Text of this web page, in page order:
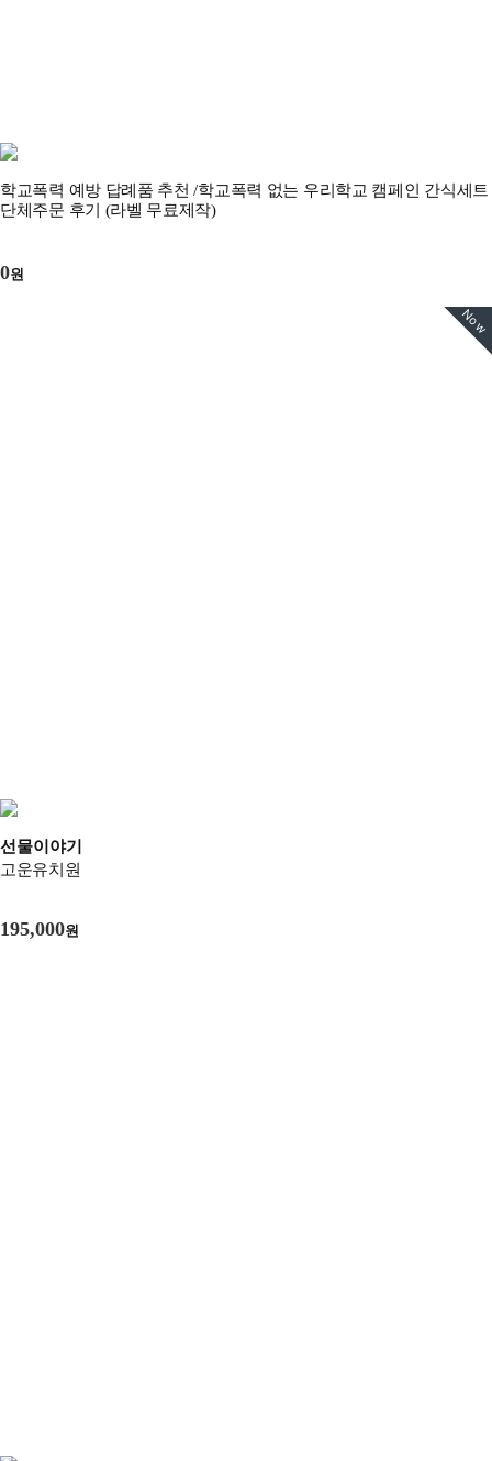
학교폭력 예방 답례품 추천 /학교폭력 없는 우리학교 캠페인 간식세트
단체주문 후기 (라벨 무료제작)
0원
Now
선물이야기
고운유치원
195,000원